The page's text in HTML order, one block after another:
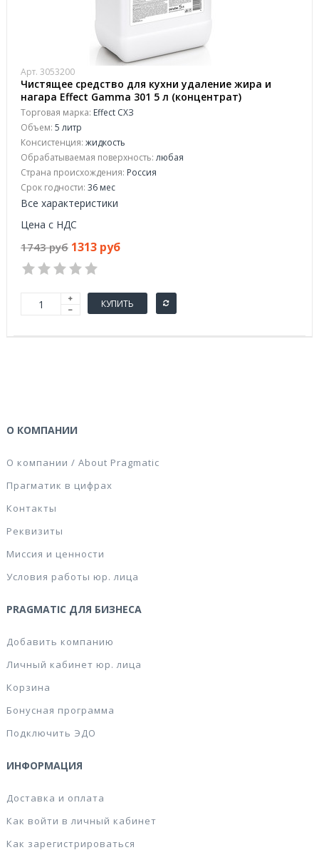
Арт. 3053200
Чистящее средство для кухни удаление жира и
нагара Effect Gamma 301 5 л (концентрат)
Торговая марка: Effect СХЗ
Объем: 5 литр
Консистенция: жидкость
Обрабатываемая поверхность: любая
Страна происхождения: Россия
Срок годности: 36 мес
Все характеристики
Цена с НДС
1743 руб 1313 руб
КУПИТЬ
О КОМПАНИИ
О компании / About Pragmatic
Прагматик в цифрах
Контакты
Реквизиты
Миссия и ценности
Условия работы юр. лица
PRAGMATIC ДЛЯ БИЗНЕСА
Добавить компанию
Личный кабинет юр. лица
Корзина
Бонусная программа
Подключить ЭДО
ИНФОРМАЦИЯ
Доставка и оплата
Как войти в личный кабинет
Как зарегистрироваться